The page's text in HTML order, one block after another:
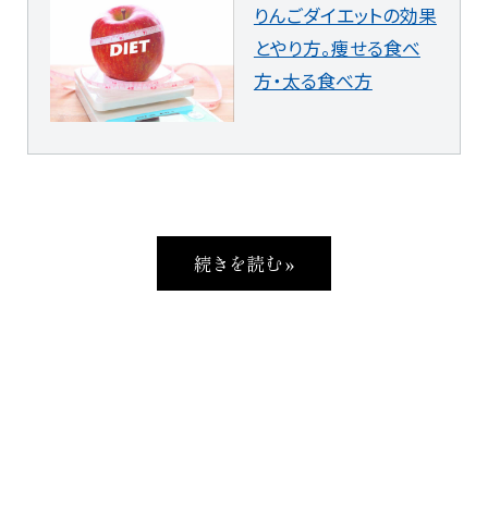
りんごダイエットの効果
とやり方。痩せる食べ
方・太る食べ方
続きを読む »